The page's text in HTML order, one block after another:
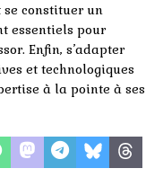
se constituer un
essentiels pour
Enfin, s’adapter
et technologiques
à la pointe à ses